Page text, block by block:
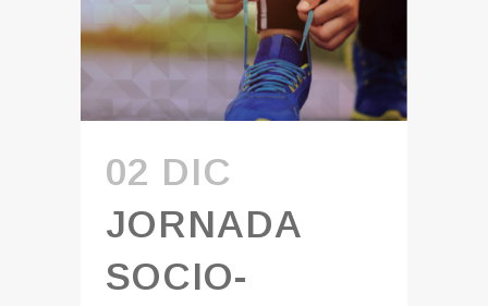
02 DIC
JORNADA
SOCIO-